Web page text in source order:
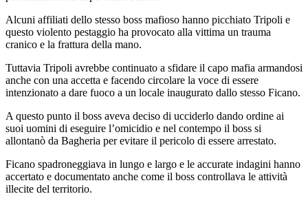
Alcuni affiliati dello stesso boss mafioso hanno picchiato Tripoli e
questo violento pestaggio ha provocato alla vittima un trauma
cranico e la frattura della mano.
Tuttavia Tripoli avrebbe continuato a sfidare il capo mafia armandosi
anche con una accetta e facendo circolare la voce di essere
intenzionato a dare fuoco a un locale inaugurato dallo stesso Ficano.
A questo punto il boss aveva deciso di ucciderlo dando ordine ai
suoi uomini di eseguire l’omicidio e nel contempo il boss si
allontanò da Bagheria per evitare il pericolo di essere arrestato.
Ficano spadroneggiava in lungo e largo e le accurate indagini hanno
accertato e documentato anche come il boss controllava le attività
illecite del territorio.